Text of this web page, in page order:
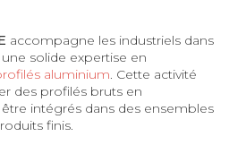
accompagne les industriels dans
solide expertise en
aluminium. Cette activité
des profilés bruts en
intégrés dans des ensembles
finis.